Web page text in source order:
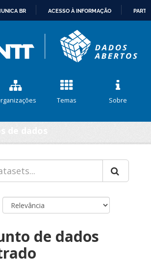
CONTEÚDO
BR ACESSO À INFORMAÇÃO
Temas Sobre
de dados